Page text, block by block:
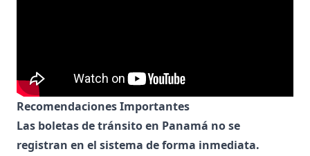
Recomendaciones Importantes
Las boletas de tránsito en Panamá no se
registran en el sistema de forma inmediata.